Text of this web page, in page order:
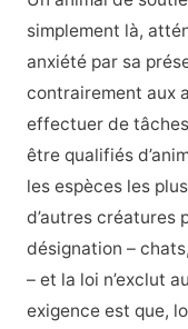
simplement là,
anxiété par sa
contrairement aux
effectuer de
être qualifiés
les espèces les
d’autres créatures
désignation –
– et la loi n’exclut
exigence est que,